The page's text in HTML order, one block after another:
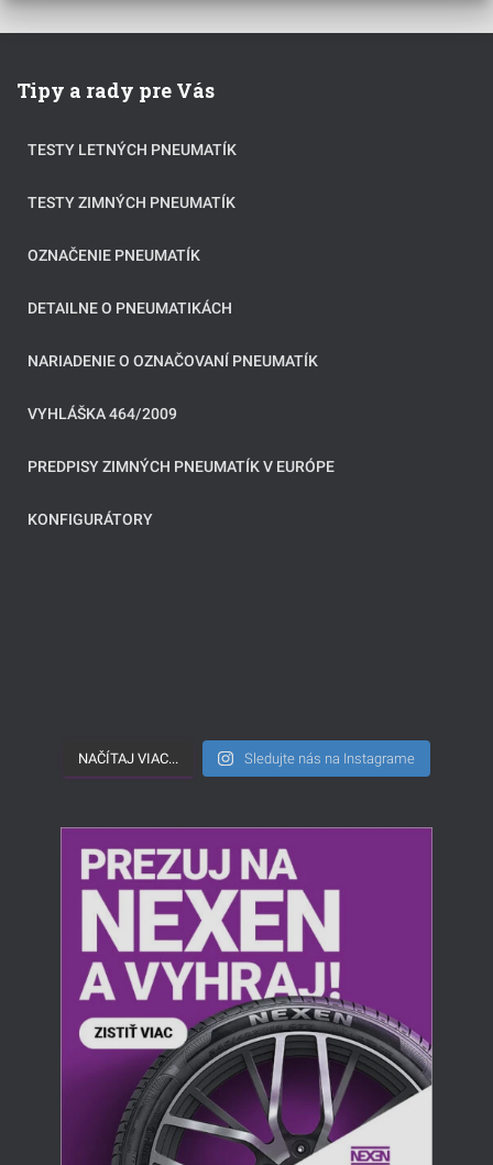
Tipy a rady pre Vás
TESTY LETNÝCH PNEUMATÍK
TESTY ZIMNÝCH PNEUMATÍK
OZNAČENIE PNEUMATÍK
DETAILNE O PNEUMATIKÁCH
NARIADENIE O OZNAČOVANÍ PNEUMATÍK
VYHLÁŠKA 464/2009
PREDPISY ZIMNÝCH PNEUMATÍK V EURÓPE
KONFIGURÁTORY
NAČÍTAJ VIAC... Sledujte nás na Instagrame